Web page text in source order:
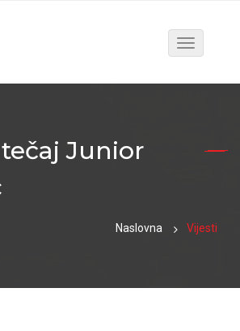
Toggle
Junior
Naslovna Vijesti